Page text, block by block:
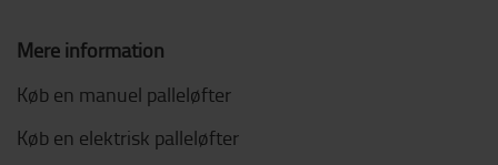
Mere information
Køb en manuel palleløfter
Køb en elektrisk palleløfter